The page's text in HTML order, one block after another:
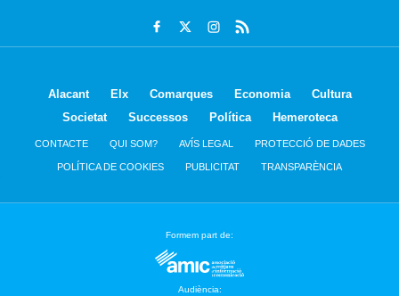
Alacant Elx Comarques Economia
Cultura
Societat
Successos Política Hemeroteca
CONTACTE QUI SOM? AVÍS LEGAL PROTECCIÓ DE DADES
POLÍTICA DE COOKIES PUBLICITAT TRANSPARÈNCIA
Formem part de:
Audiència: